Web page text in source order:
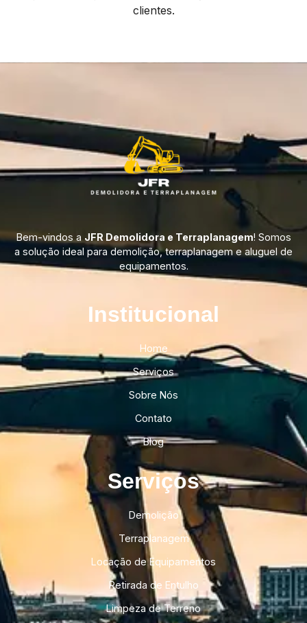
clientes.
Bem-vindos a JFR Demolidora e Terraplanagem! Somos
a solução ideal para demolição, terraplanagem e aluguel de
equipamentos.
Institucional​
Home
Serviços
Sobre Nós
Contato
Blog
Serviços
Demolição
Terraplanagem
Locação de Equipamentos
Retirada de Entulho
Limpeza de Terreno